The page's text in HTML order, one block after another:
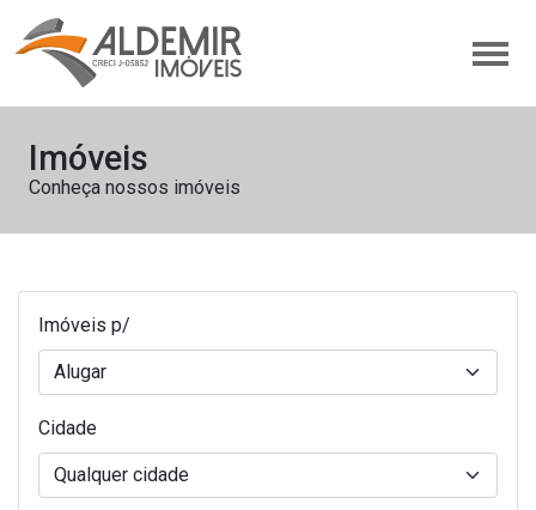
Imóveis
Conheça nossos imóveis
Imóveis p/
Cidade